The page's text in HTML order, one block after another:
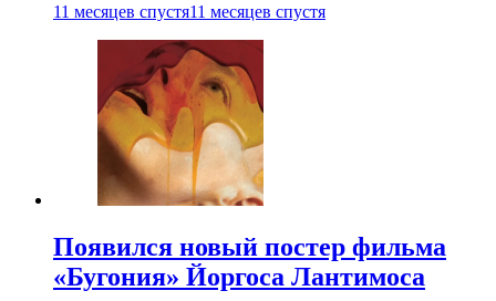
11 месяцев спустя11 месяцев спустя
Появился новый постер фильма
«Бугония» Йоргоса Лантимоса